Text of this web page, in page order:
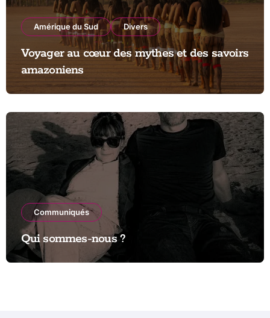
Amérique du Sud Divers
Voyager au cœur des mythes et des savoirs
amazoniens
Communiqués
Qui sommes-nous ?